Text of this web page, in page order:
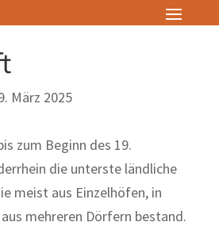
März 2025
zum Beginn des 19.
die unterste ländliche
meist aus Einzelhöfen, in
mehreren Dörfern bestand.